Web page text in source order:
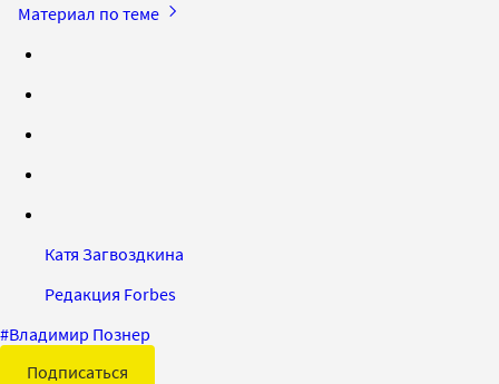
Материал по теме
Катя Загвоздкина
Редакция Forbes
#Владимир Познер
Подписаться